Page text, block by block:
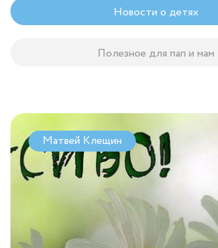
Новости о детях
Полезное для пап и мам
Матвей Клещин